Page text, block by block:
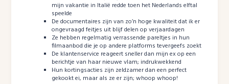
mijn vakantie in Italië redde toen het Nederlands elftal
speelde
De documentaires zijn van zo’n hoge kwaliteit dat ik er
ongevraagd feitjes uit blijf delen op verjaardagen
Ze hebben regelmatig verrassende pareltjes in hun
filmaanbod die je op andere platforms tevergeefs zoekt
De klantenservice reageert sneller dan mijn ex op een
berichtje van haar nieuwe vlam; indrukwekkend
Hun kortingsacties zijn zeldzamer dan een perfect
gekookt ei, maar als ze er zijn; whoop whoop!